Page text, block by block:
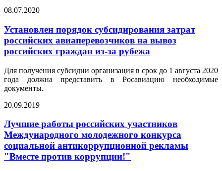
08.07.2020
Установлен порядок субсидирования затрат
российских авиаперевозчиков на вывоз
российских граждан из-за рубежа
Для получения субсидии организация в срок до 1 августа 2020
года должна представить в Росавиацию необходимые
документы.
20.09.2019
Лучшие работы российских участников
Международного молодежного конкурса
социальной антикоррупционной рекламы
"Вместе против коррупции!"